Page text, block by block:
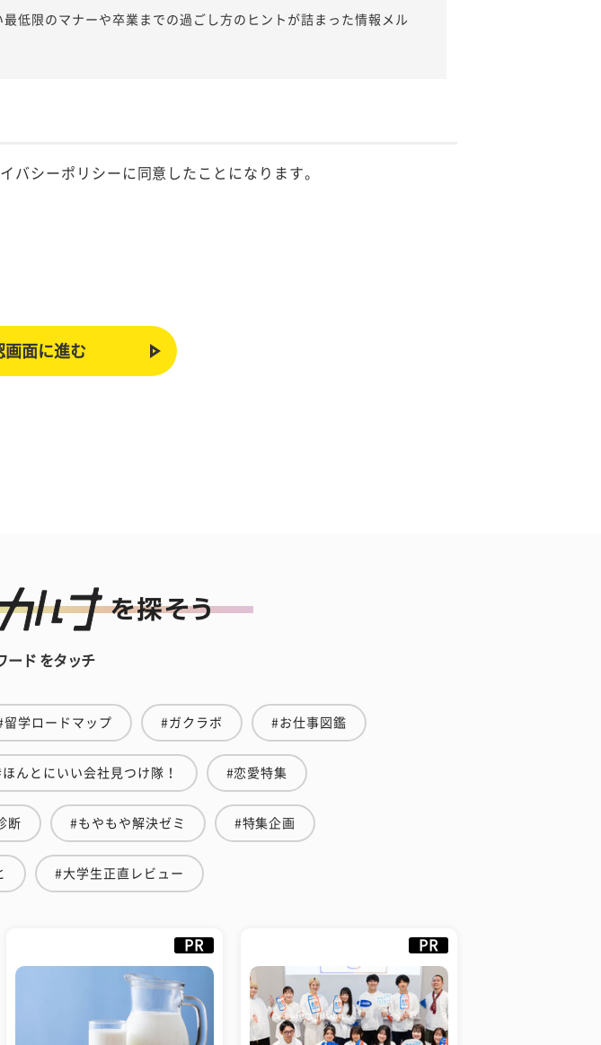
低限のマナーや卒業までの過ごし方のヒントが詰まった情報メル
バシーポリシーに同意したことになります。
ード をタッチ
留学ロードマップ #ガクラボ #お仕事図鑑
ほんとにいい会社見つけ隊！ #恋愛特集
断 #もやもや解決ゼミ #特集企画
#大学生正直レビュー
PR PR